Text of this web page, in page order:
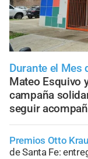
Durante el Mes
Mateo Esquivo
campaña
seguir
Premios Otto
de Santa Fe: